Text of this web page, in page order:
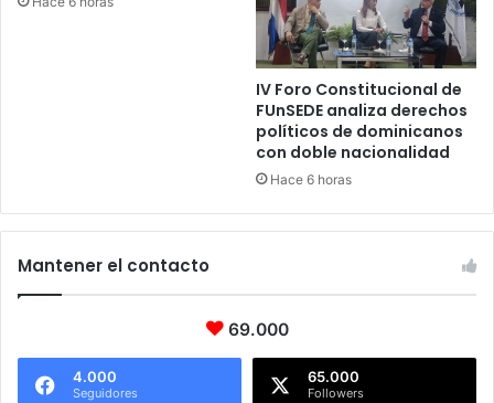
IV Foro Constitucional de
FUnSEDE analiza derechos
políticos de dominicanos
con doble nacionalidad
Hace 6 horas
Mantener el contacto
69.000
4.000
Seguidores
65.000
Followers